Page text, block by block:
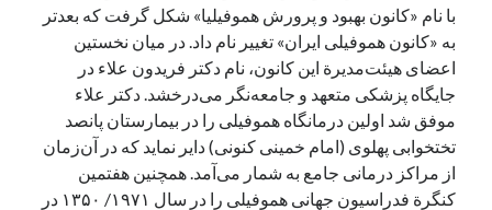
جست‌وجو
با نام «کانون بهبود و پرورش هموفیلیا» شکل گرفت که بعدتر
به «کانون هموفیلی ایران» تغییر نام داد. در میان نخستین
اعضای هیئت‌مدیرة این کانون، نام دکتر فریدون علاء در
جایگاه پزشکی متعهد و جامعه‌نگر می‌درخشد. دکتر علاء
موفق شد اولین درمانگاه هموفیلی را در بیمارستان پانصد
تختخوابی پهلوی (امام خمینی کنونی) دایر نماید که در آن‌زمان
از مراکز درمانی جامع به شمار می‌آمد. همچنین هفتمین
کنگرة فدراسیون جهانی هموفیلی را در سال ۱۹۷۱/ ۱۳۵۰ در